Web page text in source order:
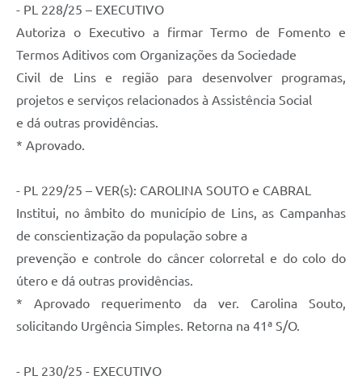
- PL 228/25 – EXECUTIVO
Autoriza o Executivo a firmar Termo de Fomento e
Termos Aditivos com Organizações da Sociedade
Civil de Lins e região para desenvolver programas,
projetos e serviços relacionados à Assistência Social
e dá outras providências.
* Aprovado.
- PL 229/25 – VER(s): CAROLINA SOUTO e CABRAL
Institui, no âmbito do município de Lins, as Campanhas
de conscientização da população sobre a
prevenção e controle do câncer colorretal e do colo do
útero e dá outras providências.
* Aprovado requerimento da ver. Carolina Souto,
solicitando Urgência Simples. Retorna na 41ª S/O.
- PL 230/25 - EXECUTIVO